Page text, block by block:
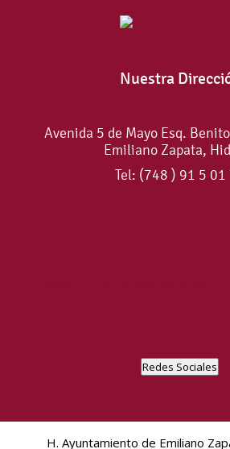
Nuestra
Avenida 5 de Mayo Esq.
Emiliano Zapata,
Tel: (748 ) 91 5 01
Redes Sociales
H. Ayuntamiento de Emiliano